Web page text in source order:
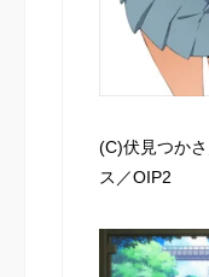
(C)伏見つか
ス／OIP2